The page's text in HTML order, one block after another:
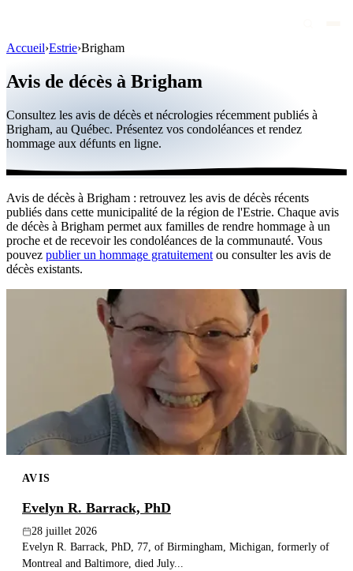
Personnalités publiques
Québec
Canada
International
Par région
Par ville
Maisons funéraires
Publier un avis
Accueil›Estrie›Brigham
Avis de décès à Brigham
Consultez les avis de décès et nécrologies récemment publiés à
Brigham, au Québec. Présentez vos condoléances et rendez
hommage aux défunts en ligne.
Avis de décès à Brigham : retrouvez les avis de décès récents
publiés dans cette municipalité de la région de l'Estrie. Chaque avis
de décès à Brigham permet aux familles de rendre hommage à un
proche et de recevoir les condoléances de la communauté. Vous
pouvez publier un hommage gratuitement ou consulter les avis de
décès existants.
AVIS
Evelyn R. Barrack, PhD
28 juillet 2026
Evelyn R. Barrack, PhD, 77, of Birmingham, Michigan, formerly of
Montreal and Baltimore, died July...